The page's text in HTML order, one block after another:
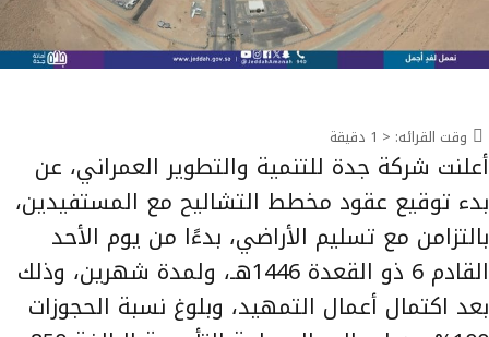
وقت القرائه: < 1 دقيقة
أعلنت شركة جدة للتنمية والتطوير العمراني، عن
بدء توقيع عقود مخطط التشاليح مع المستفيدين،
بالتزامن مع تسليم الأراضي، بدءًا من يوم الأحد
القادم 6 ذو القعدة 1446هـ، ولمدة شهرين، وذلك
بعد اكتمال أعمال التمهيد، وبلوغ نسبة الحجوزات